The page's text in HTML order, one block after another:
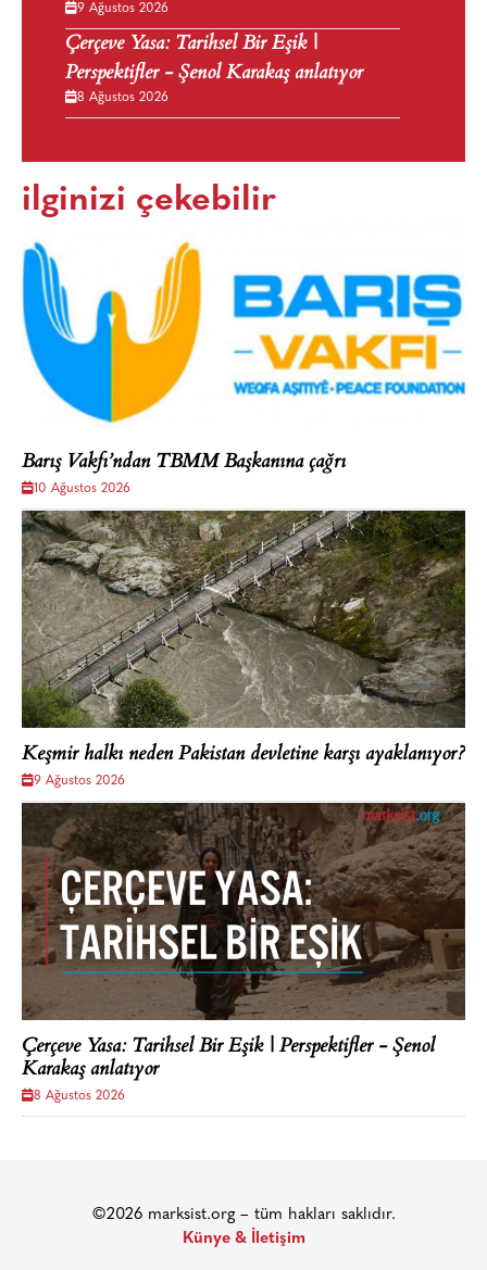
9 Ağustos 2026
Çerçeve Yasa: Tarihsel Bir Eşik |
Perspektifler - Şenol Karakaş anlatıyor
8 Ağustos 2026
ilginizi çekebilir
Barış Vakfı’ndan TBMM Başkanına çağrı
10 Ağustos 2026
Keşmir halkı neden Pakistan devletine karşı ayaklanıyor?
9 Ağustos 2026
Çerçeve Yasa: Tarihsel Bir Eşik | Perspektifler - Şenol
Karakaş anlatıyor
8 Ağustos 2026
©2026 marksist.org – tüm hakları saklıdır.
Künye & İletişim